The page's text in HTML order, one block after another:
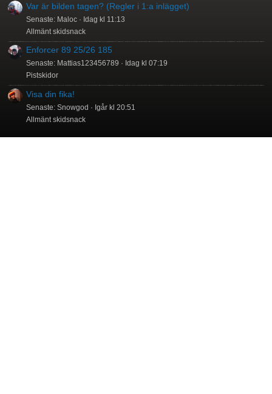
Var är bilden tagen? (Regler i 1:a inlägget)
Senaste: Maloc
Idag kl 11:13
Allmänt skidsnack
Enforcer 89 25/26 185
Senaste: Mattias123456789
Idag kl 07:19
Pistskidor
Visa din fika!
Senaste: Snowgod
Igår kl 20:51
Allmänt skidsnack